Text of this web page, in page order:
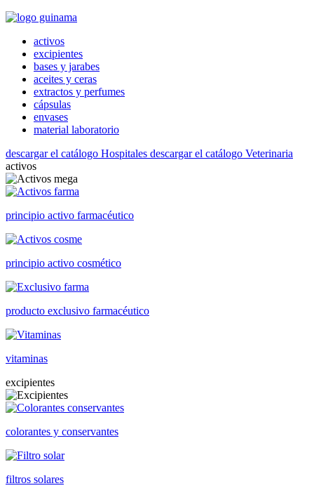
activos
excipientes
bases y jarabes
aceites y ceras
extractos y perfumes
cápsulas
envases
material laboratorio
descargar el catálogo Hospitales descargar el catálogo Veterinaria
activos
principio activo farmacéutico
principio activo cosmético
producto exclusivo farmacéutico
vitaminas
excipientes
colorantes y conservantes
filtros solares